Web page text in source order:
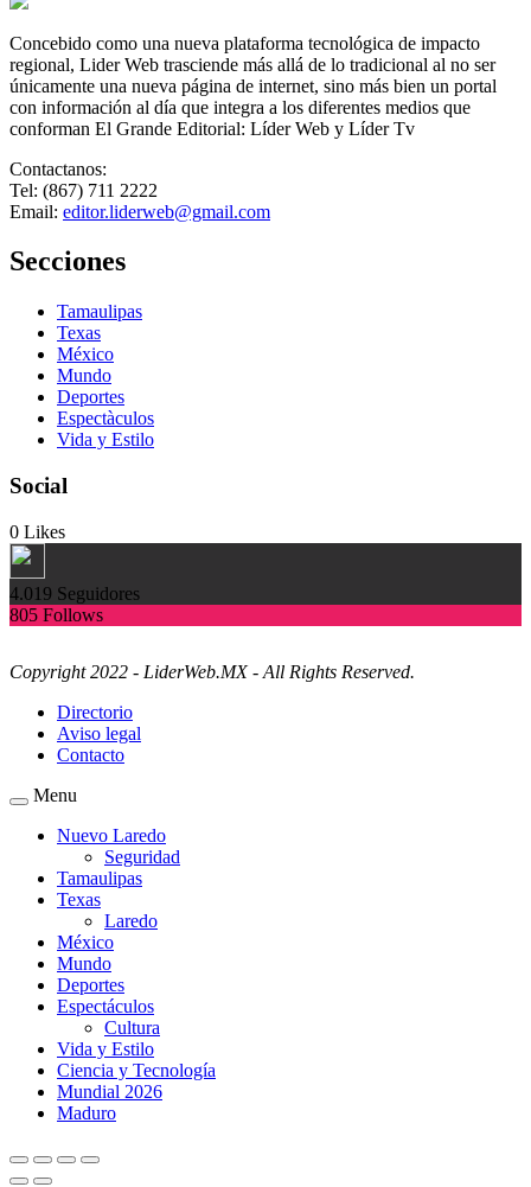
Concebido como una nueva plataforma tecnológica de impacto
regional, Lider Web trasciende más allá de lo tradicional al no ser
únicamente una nueva página de internet, sino más bien un portal
con información al día que integra a los diferentes medios que
conforman El Grande Editorial: Líder Web y Líder Tv
Contactanos:
Tel: (867) 711 2222
Email: editor.liderweb@gmail.com
Secciones
Tamaulipas
Texas
México
Mundo
Deportes
Espectàculos
Vida y Estilo
Social
0 Likes
4.019 Seguidores
805 Follows
Copyright 2022 - LiderWeb.MX - All Rights Reserved.
Directorio
Aviso legal
Contacto
Menu
Nuevo Laredo
Seguridad
Tamaulipas
Texas
Laredo
México
Mundo
Deportes
Espectáculos
Cultura
Vida y Estilo
Ciencia y Tecnología
Mundial 2026
Maduro